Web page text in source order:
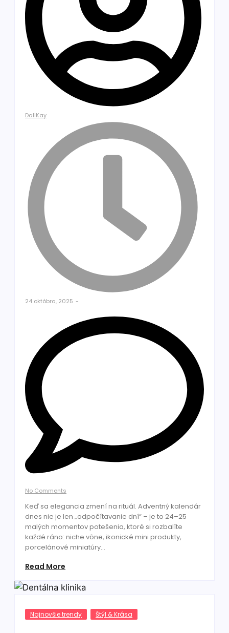
DaliKay
24 októbra, 2025 -
No Comments
Keď sa elegancia zmení na rituál. Adventný kalendár
dnes nie je len „odpočítavanie dní“ – je to 24–25
malých momentov potešenia, ktoré si rozbalíte
každé ráno: niche vône, ikonické mini produkty,
porcelánové miniatúry...
Read More
Najnovšie trendy Štýl & Krása